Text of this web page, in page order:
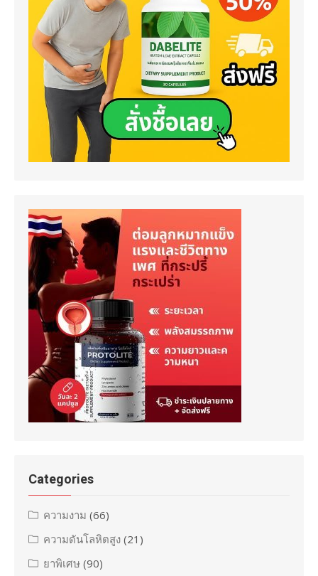
Categories
ความงาม (66)
ความดันโลหิตสูง (21)
ยาพิเศษ (90)